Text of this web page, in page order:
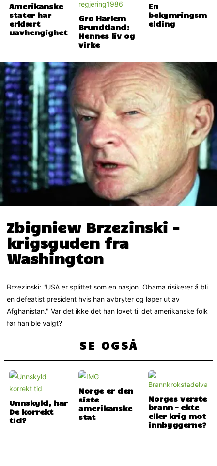
Amerikanske
stater har
erklært
uavhengighet
Gro Harlem
Brundtland:
Hennes liv og
virke
En
bekymringsm
elding
Zbigniew Brzezinski –
krigsguden fra
Washington
Brzezinski: "USA er splittet som en nasjon. Obama risikerer å bli
en defeatist president hvis han avbryter og løper ut av
Afghanistan." Var det ikke det han lovet til det amerikanske folk
før han ble valgt?
SE OGSÅ
Unnskyld, har
De korrekt
tid?
Norge er den
siste
amerikanske
stat
Norges verste
brann – ekte
eller krig mot
innbyggerne?